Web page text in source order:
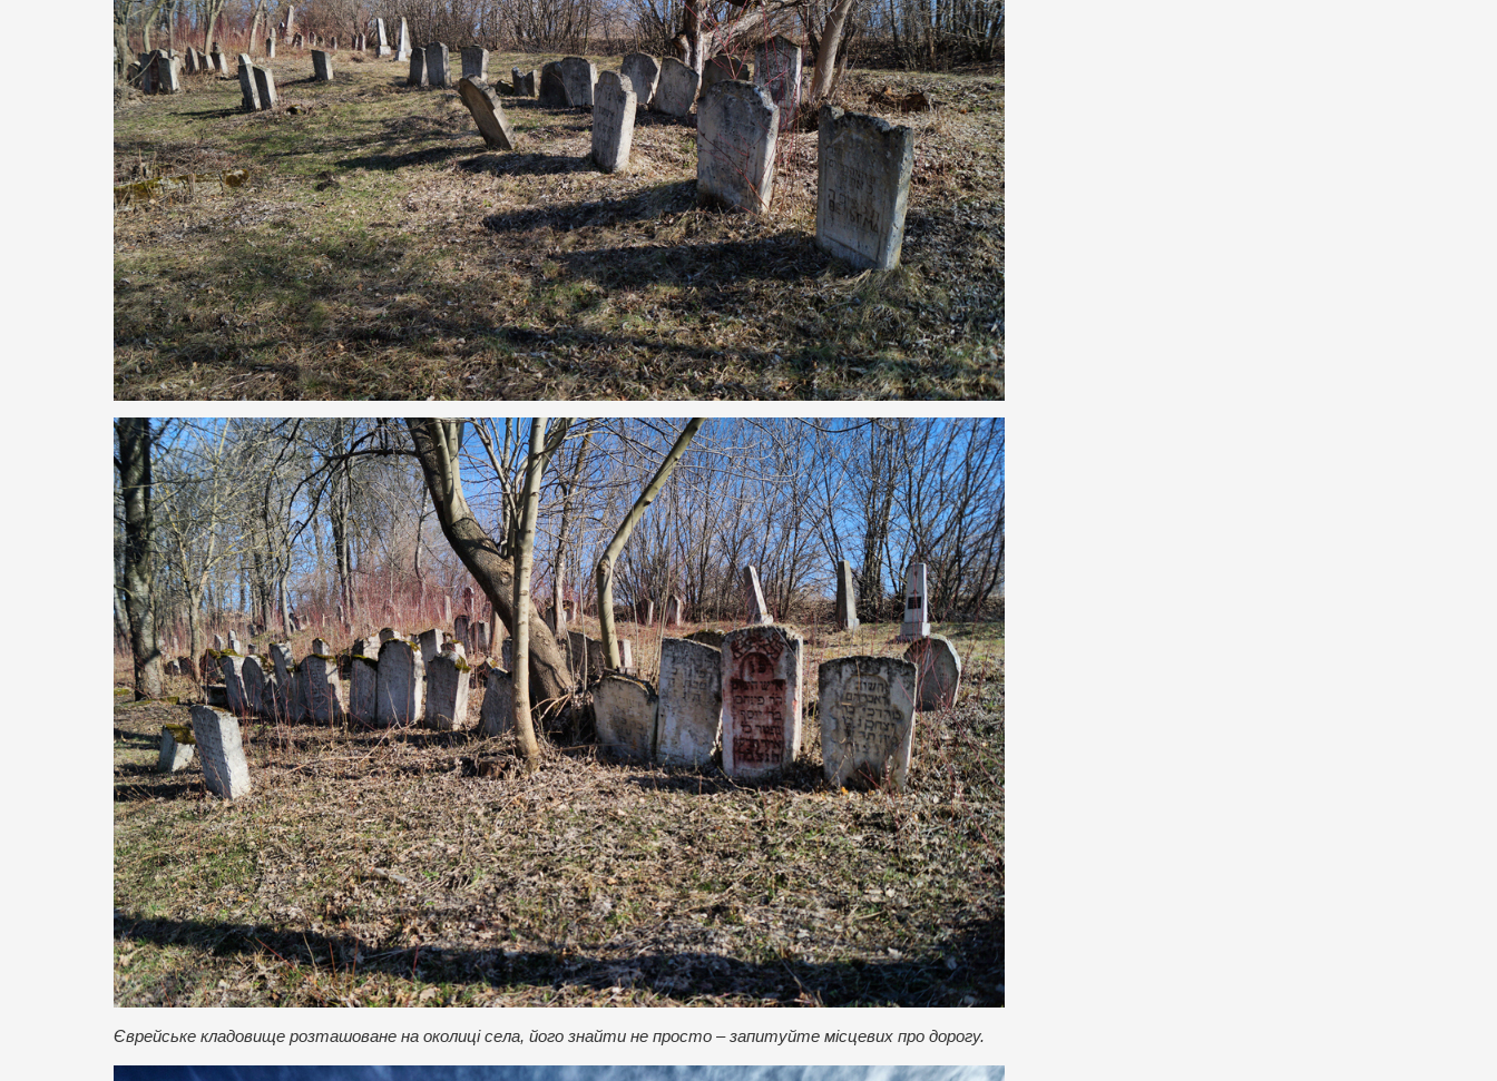
Єврейське кладовище розташоване на околиці села, його знайти не просто – запитуйте місцевих про дорогу.